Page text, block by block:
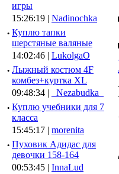
игры
15:26:19 | Nadinochka
· Куплю тапки
шерстяные валяные
14:02:46 | LukolgaO
· Лыжный костюм 4F
комбез+куртка XL
09:48:34 |
_Nezabudka_
· Куплю учебники для 7
класса
15:45:17 | morenita
· Пуховик Адидас для
девочки 158-164
00:53:45 | InnaLud